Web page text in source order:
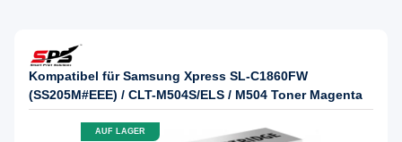
Kompatibel für Samsung Xpress SL-C1860FW
(SS205M#EEE) / CLT-M504S/ELS / M504 Toner Magenta
AUF LAGER